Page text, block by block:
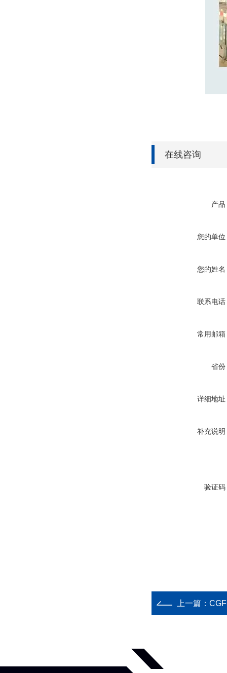
在线咨询
产品
您的单位
您的姓名
联系电话
常用邮箱
省份
详细地址
补充说明
验证码
上一篇：